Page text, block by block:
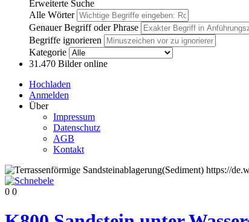
Erweiterte Suche
Alle Wörter
Genauer Begriff oder Phrase
Begriffe ignorieren
Kategorie
31.470 Bilder online
Hochladen
Anmelden
Über
Impressum
Datenschutz
AGB
Kontakt
0 0